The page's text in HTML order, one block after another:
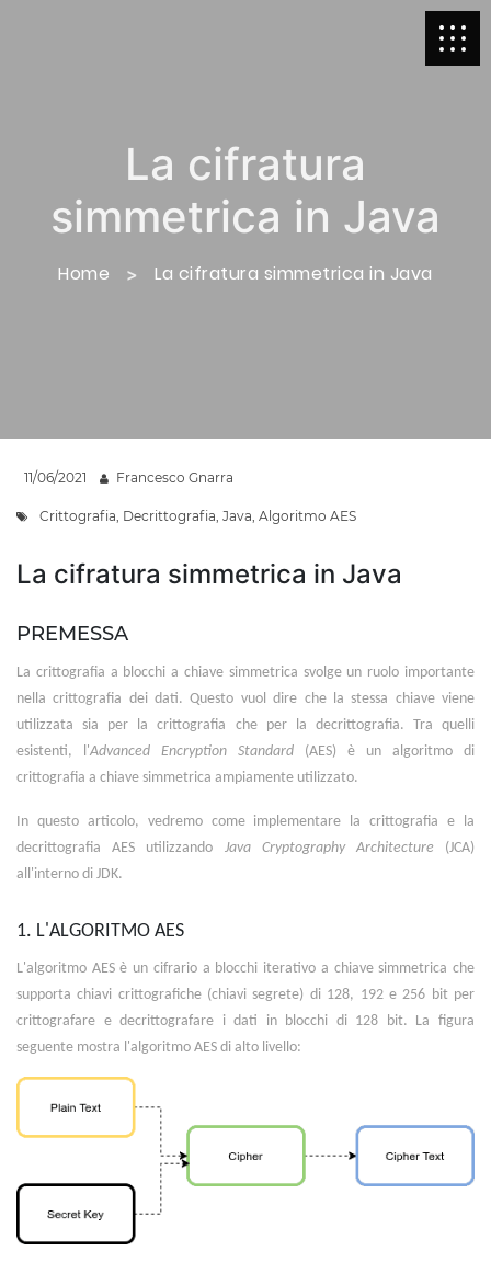
La cifratura
simmetrica in Java
Home La cifratura simmetrica in Java
11/06/2021 Francesco Gnarra
Crittografia, Decrittografia, Java, Algoritmo AES
La cifratura simmetrica in Java
PREMESSA
La crittografia a blocchi a chiave simmetrica svolge un ruolo importante
nella crittografia dei dati. Questo vuol dire che la stessa chiave viene
utilizzata sia per la crittografia che per la decrittografia. Tra quelli
esistenti, l'Advanced Encryption Standard (AES) è un algoritmo di
crittografia a chiave simmetrica ampiamente utilizzato.
In questo articolo, vedremo come implementare la crittografia e la
decrittografia AES utilizzando Java Cryptography Architecture(JCA)
all'interno di JDK.
1. L'ALGORITMO AES
L'algoritmo AES è un cifrario a blocchi iterativo a chiave simmetrica che
supporta chiavi crittografiche (chiavi segrete) di 128, 192 e 256 bit per
crittografare e decrittografare i dati in blocchi di 128 bit. La figura
seguente mostra l'algoritmo AES di alto livello: